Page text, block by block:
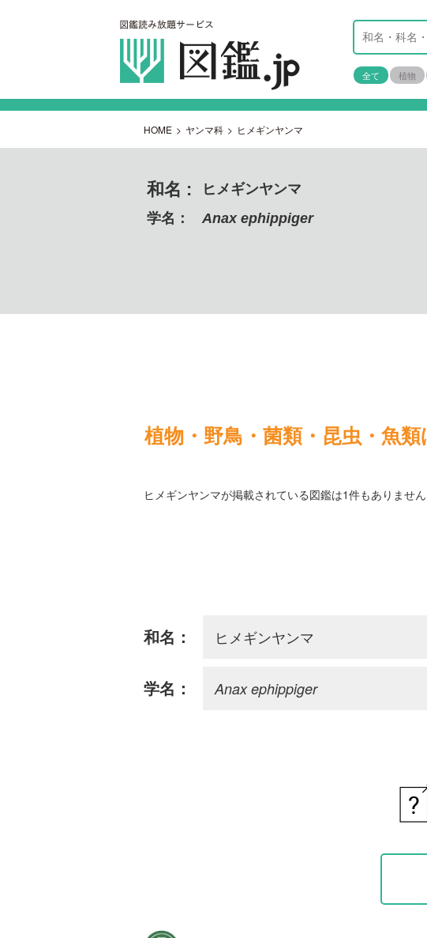
全て 植物
HOME > ヤンマ科 > ヒメギンヤンマ
和名 :
ヒメギンヤンマ
学名：
Anax ephippiger
植物・野鳥・菌類・昆虫・魚
ヒメギンヤンマが掲載されている図鑑は1件もありません
和名： ヒメギンヤンマ
学名： Anax ephippiger